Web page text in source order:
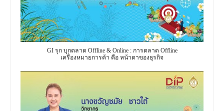
GI รุก บุกตลาด Offline & Online : การตลาด Offline
เครื่องหมายการค้า คือ หน้าตาของธุรกิจ